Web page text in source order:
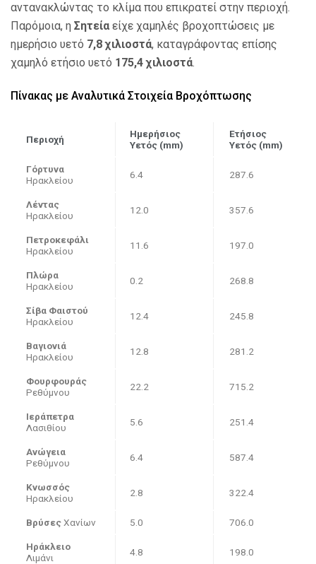
αντανακλώντας το κλίμα που επικρατεί στην περιοχή.
Παρόμοια, η Σητεία είχε χαμηλές βροχοπτώσεις με
ημερήσιο υετό 7,8 χιλιοστά, καταγράφοντας επίσης
χαμηλό ετήσιο υετό 175,4 χιλιοστά.
Πίνακας με Αναλυτικά Στοιχεία Βροχόπτωσης
Περιοχή
Ημερήσιος
Υετός (mm)
Ετήσιος
Υετός (mm)
Γόρτυνα
Ηρακλείου
6.4 287.6
Λέντας
Ηρακλείου
12.0 357.6
Πετροκεφάλι
Ηρακλείου
11.6 197.0
Πλώρα
Ηρακλείου
0.2 268.8
Σίβα Φαιστού
Ηρακλείου
12.4 245.8
Βαγιονιά
Ηρακλείου
12.8 281.2
Φουρφουράς
Ρεθύμνου
22.2 715.2
Ιεράπετρα
Λασιθίου
5.6 251.4
Ανώγεια
Ρεθύμνου
6.4 587.4
Κνωσσός
Ηρακλείου
2.8 322.4
ΒρύσεςΧανίων 5.0 706.0
Ηράκλειο
Λιμάνι
4.8 198.0